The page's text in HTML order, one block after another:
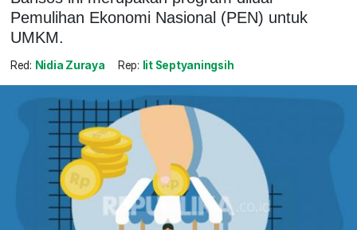
Pemulihan Ekonomi Nasional (PEN) untuk
UMKM.
Red: Nidia Zuraya Rep: Iit Septyaningsih